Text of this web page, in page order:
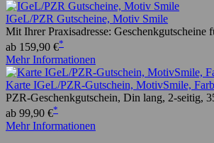
IGeL/PZR Gutscheine, Motiv Smile
Mit Ihrer Praxisadresse: Geschenkgutscheine
ab 159,90 €*
Mehr Informationen
Karte IGeL/PZR-Gutschein, MotivSmile,
PZR-Geschenkgutschein, Din lang, 2-seitig,
ab 99,90 €*
Mehr Informationen